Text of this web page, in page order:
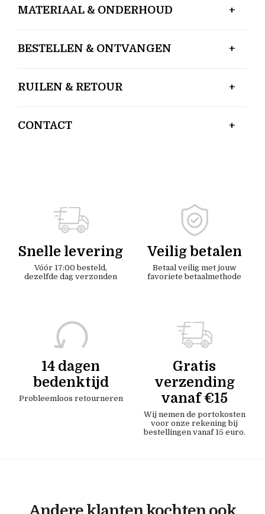
MATERIAAL & ONDERHOUD
BESTELLEN & ONTVANGEN
RUILEN & RETOUR
CONTACT
Snelle levering
Vóór 17:00 besteld,
dezelfde dag verzonden
Veilig betalen
Betaal veilig met jouw
favoriete betaalmethode
14 dagen
bedenktijd
Probleemloos retourneren
Gratis
verzending
vanaf €15
Wij nemen de portokosten
voor onze rekening bij
bestellingen vanaf 15 euro.
Andere klanten kochten ook